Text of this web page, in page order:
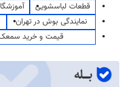
قطعات لباسشویی
نمایندگی بوش در تهران
قیمت و خرید سمعک